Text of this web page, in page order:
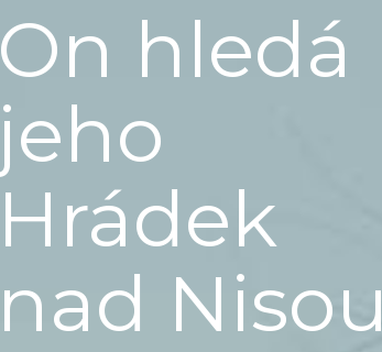
On hledá
jeho
Hrádek
nad Nisou